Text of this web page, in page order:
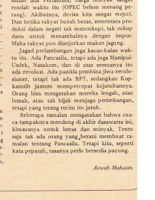
child
menu